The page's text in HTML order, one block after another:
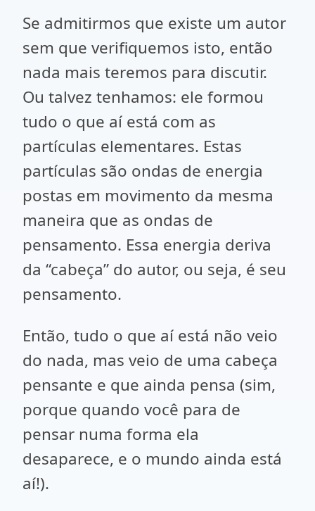
Se admitirmos que existe um autor
sem que verifiquemos isto, então
nada mais teremos para discutir.
Ou talvez tenhamos: ele formou
tudo o que aí está com as
partículas elementares. Estas
partículas são ondas de energia
postas em movimento da mesma
maneira que as ondas de
pensamento. Essa energia deriva
da “cabeça” do autor, ou seja, é seu
pensamento.
Então, tudo o que aí está não veio
do nada, mas veio de uma cabeça
pensante e que ainda pensa (sim,
porque quando você para de
pensar numa forma ela
desaparece, e o mundo ainda está
aí!).